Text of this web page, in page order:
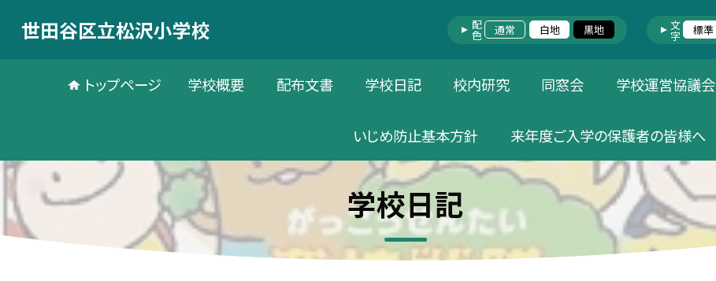
世田谷区立松沢小学校 配色 通常 白地 黒地 文字 標準
トップページ 学校概要 配布文書 学校日記 校内研究 同窓会 学校運営協議会
いじめ防止基本方針 来年度ご入学の保護者の皆様へ
学校日記